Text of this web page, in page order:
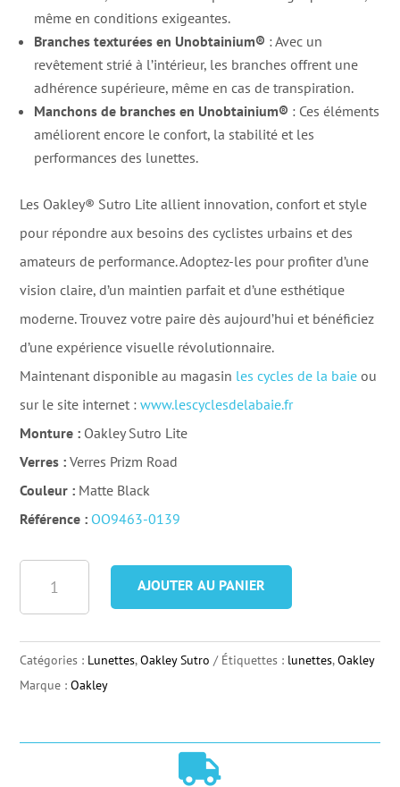
même en conditions exigeantes.
Branches texturées en Unobtainium® : Avec un
revêtement strié à l’intérieur, les branches offrent une
adhérence supérieure, même en cas de transpiration.
Manchons de branches en Unobtainium® : Ces éléments
améliorent encore le confort, la stabilité et les
performances des lunettes.
Les Oakley® Sutro Lite allient innovation, confort et style
pour répondre aux besoins des cyclistes urbains et des
amateurs de performance. Adoptez-les pour profiter d’une
vision claire, d’un maintien parfait et d’une esthétique
moderne. Trouvez votre paire dès aujourd’hui et bénéficiez
d’une expérience visuelle révolutionnaire.
Maintenant disponible au magasin les cycles de la baie ou
sur le site internet :www.lescyclesdelabaie.fr
Monture : Oakley Sutro Lite
Verres : Verres Prizm Road
Couleur : Matte Black
Référence : OO9463-0139
Oakley
Sutro
AJOUTER AU PANIER
Catégories : Lunettes,Oakley Sutro Étiquettes : lunettes,Oakley
Marque :Oakley
